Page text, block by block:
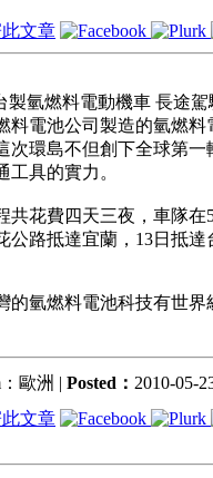
製氫燃料電動機車 長途
料電池公司製造的氫燃
次環島不但創下全球第
工具的實力。
共花費四天三夜，車隊
公路抵達宜蘭，13日抵
的氫燃料電池科技有世界
歐洲 | Posted： 2010-05-